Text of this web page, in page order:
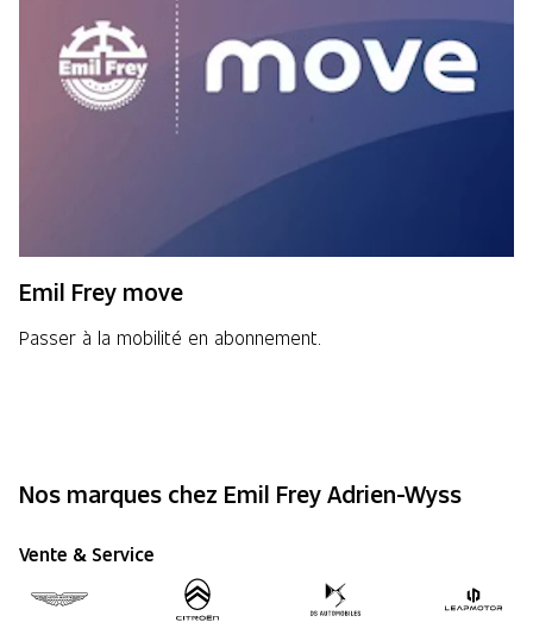
Emil Frey move
Passer à la mobilité en abonnement.
Nos marques chez Emil Frey Adrien-Wyss
Vente & Service